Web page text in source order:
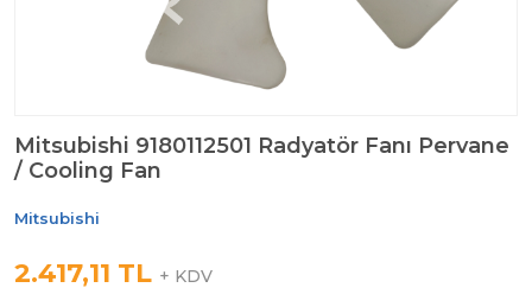
Mitsubishi 9180112501 Radyatör Fanı Pervane
/ Cooling Fan
Mitsubishi
2.417,11 TL + KDV